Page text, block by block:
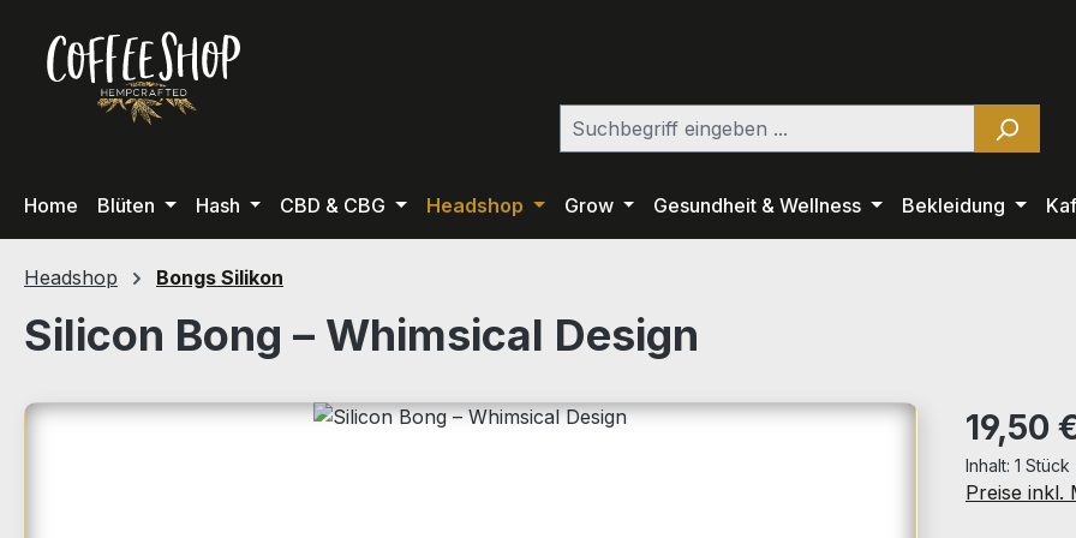
Hauptinhalt springen
Zur Suche springen
Zur Hauptnavigation springen
Home Blüten Hash CBD & CBG Headshop Grow Gesundheit & Wellness Bekleidung
Headshop Bongs Silikon
Silicon Bong – Whimsical Design
Bildergalerie überspringen Regulärer
19,50
Inhalt: 1 Stück
Preise inkl.